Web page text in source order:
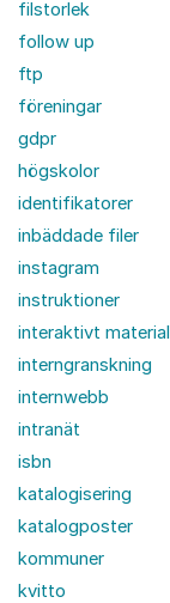
filstorlek
follow up
ftp
föreningar
gdpr
högskolor
identifikatorer
inbäddade filer
instagram
instruktioner
interaktivt material
interngranskning
internwebb
intranät
isbn
katalogisering
katalogposter
kommuner
kvitto